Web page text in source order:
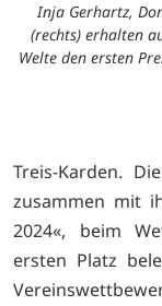
Inja Gerhartz,
(rechts) erhalten
Welte den ersten
Treis-Karden.
zusammen mit
2024«, beim
ersten Platz